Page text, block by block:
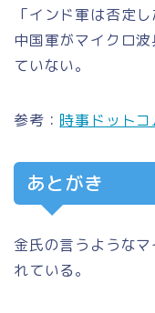
「インド軍は否定
中国軍がマイクロ
ていない。
参考： 時事ドット
あとがき
金氏の言うような
れている。